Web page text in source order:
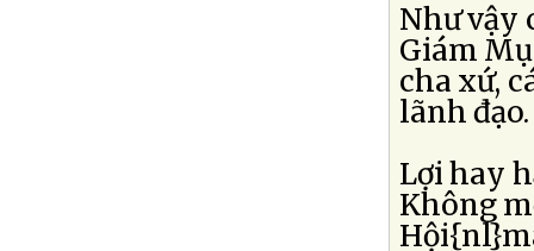
Như vậy
Giám
cha xứ,
lãnh đạo.
Lợi hay
Không